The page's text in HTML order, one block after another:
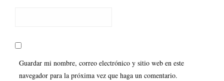
Guardar mi nombre, correo electrónico y sitio web en este
navegador para la próxima vez que haga un comentario.